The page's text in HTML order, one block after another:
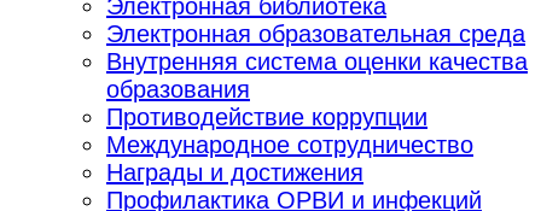
Электронная библиотека
Электронная образовательная среда
Внутренняя система оценки качества
образования
Противодействие коррупции
Международное сотрудничество
Награды и достижения
Профилактика ОРВИ и инфекций